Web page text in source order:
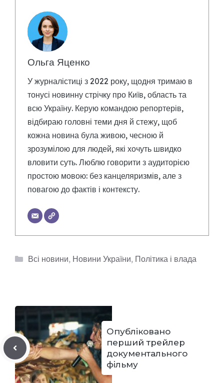
Ольга Яценко
У журналістиці з 2022 року, щодня тримаю в
тонусі новинну стрічку про Київ, область та
всю Україну. Керую командою репортерів,
відбираю головні теми дня й стежу, щоб
кожна новина була живою, чесною й
зрозумілою для людей, які хочуть швидко
вловити суть. Люблю говорити з аудиторією
простою мовою: без канцеляризмів, але з
повагою до фактів і контексту.
Категорії
Всі новини, Новини України, Політика і влада
Опубліковано
перший трейлер
документального
фільму